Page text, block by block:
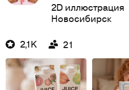
2D иллюстрация
Новосибирск
2,1K 21